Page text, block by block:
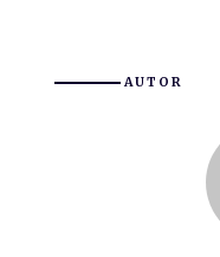
AUTOR